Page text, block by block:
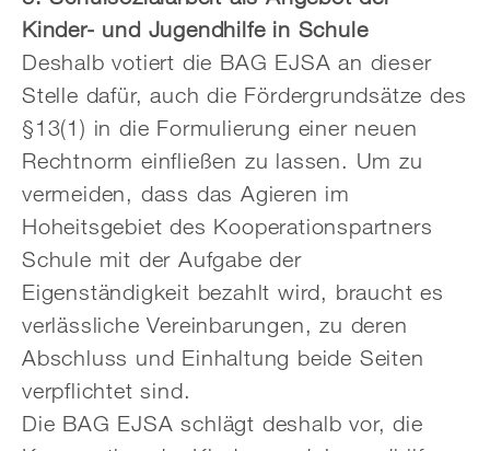
Kinder- und Jugendhilfe in Schule
Deshalb votiert die BAG EJSA an dieser
Stelle dafür, auch die Fördergrundsätze des
§13(1) in die Formulierung einer neuen
Rechtnorm einfließen zu lassen. Um zu
vermeiden, dass das Agieren im
Hoheitsgebiet des Kooperationspartners
Schule mit der Aufgabe der
Eigenständigkeit bezahlt wird, braucht es
verlässliche Vereinbarungen, zu deren
Abschluss und Einhaltung beide Seiten
verpflichtet sind.
Die BAG EJSA schlägt deshalb vor, die